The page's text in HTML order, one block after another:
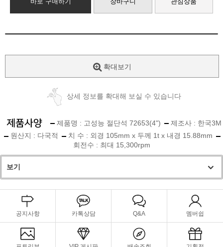
확대보기
상세 정보를 확대해 보실 수 있습니다
제품명 : 고성능 절단석 72653(4")
제조사 : 한국3M
원산지 : 다국적
치 수 : 외경 105mm x 두께 1t x 내경 15.88mm
회전수 : 최대 15,300rpm
보기
공지사항 카톡상담 Q&A 멤버쉽